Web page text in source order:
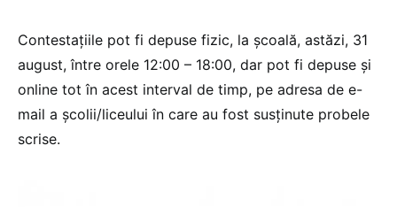
Contestațiile pot fi depuse fizic, la școală, astăzi, 31
august, între orele 12:00 – 18:00, dar pot fi depuse și
online tot în acest interval de timp, pe adresa de e-
mail a școlii/liceului în care au fost susținute probele
scrise.